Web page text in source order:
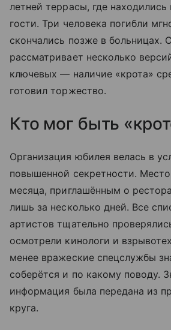
летней террасы, где
гости. Три человека погибли
скончались позже в больницах.
рассматривает несколько
ключевых — наличие «крота»
готовил торжество.
Кто мог быть
Организация юбилея велась в
повышенной секретности.
месяца, приглашённым о
лишь за несколько дней. Все
артистов тщательно
осмотрели кинологи и
менее вражеские спецслужбы
соберётся и по какому поводу.
информация была передана из
круга.